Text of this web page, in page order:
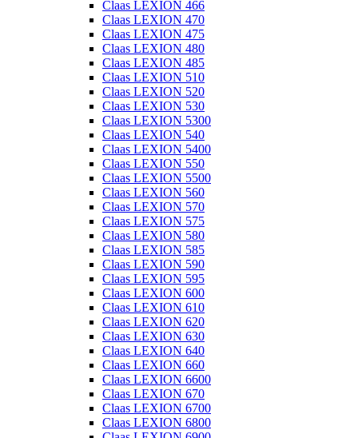
Claas LEXION 466
Claas LEXION 470
Claas LEXION 475
Claas LEXION 480
Claas LEXION 485
Claas LEXION 510
Claas LEXION 520
Claas LEXION 530
Claas LEXION 5300
Claas LEXION 540
Claas LEXION 5400
Claas LEXION 550
Claas LEXION 5500
Claas LEXION 560
Claas LEXION 570
Claas LEXION 575
Claas LEXION 580
Claas LEXION 585
Claas LEXION 590
Claas LEXION 595
Claas LEXION 600
Claas LEXION 610
Claas LEXION 620
Claas LEXION 630
Claas LEXION 640
Claas LEXION 660
Claas LEXION 6600
Claas LEXION 670
Claas LEXION 6700
Claas LEXION 6800